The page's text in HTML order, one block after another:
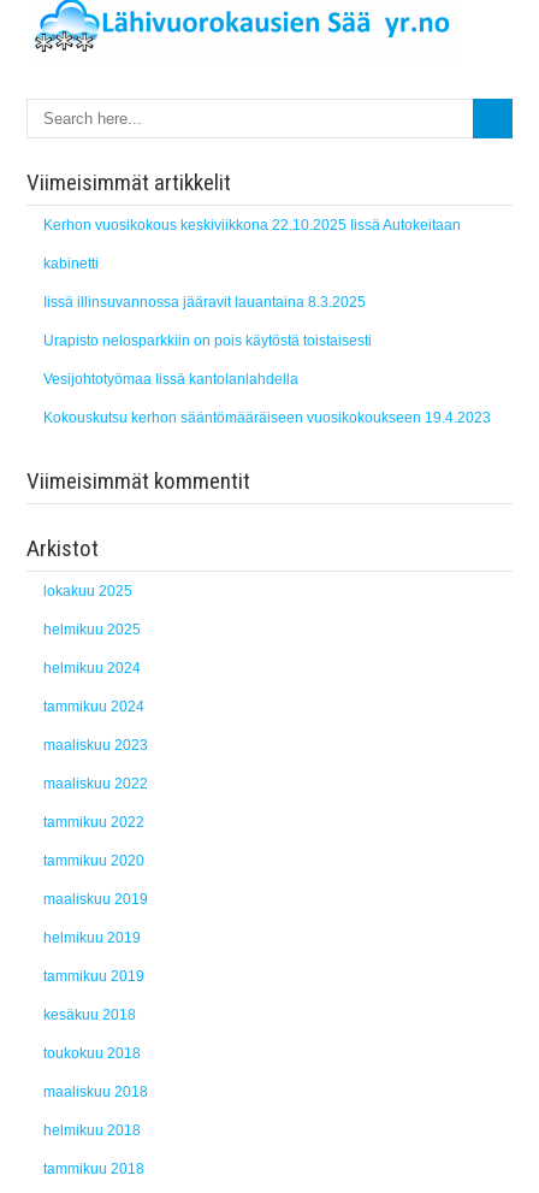
Viimeisimmät artikkelit
Kerhon vuosikokous keskiviikkona 22.10.2025 Iissä Autokeitaan
kabinetti
Iissä illinsuvannossa jääravit lauantaina 8.3.2025
Urapisto nelosparkkiin on pois käytöstä toistaisesti
Vesijohtotyömaa Iissä kantolanlahdella
Kokouskutsu kerhon sääntömääräiseen vuosikokoukseen 19.4.2023
Viimeisimmät kommentit
Arkistot
lokakuu 2025
helmikuu 2025
helmikuu 2024
tammikuu 2024
maaliskuu 2023
maaliskuu 2022
tammikuu 2022
tammikuu 2020
maaliskuu 2019
helmikuu 2019
tammikuu 2019
kesäkuu 2018
toukokuu 2018
maaliskuu 2018
helmikuu 2018
tammikuu 2018